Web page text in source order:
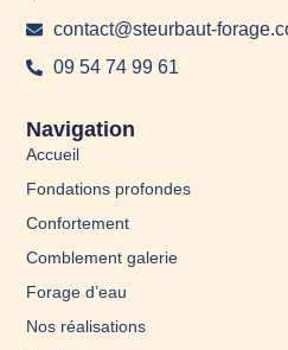
Navigation
Accueil
Fondations profondes
Confortement
Comblement galerie
Forage d’eau
Nos réalisations
contact@steurbaut-
09 54 74 99 61